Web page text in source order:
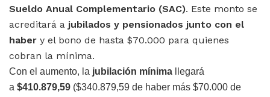
Sueldo Anual Complementario (SAC). Este monto se
acreditará a jubilados y pensionados junto con el
haber y el bono de hasta $70.000 para quienes
cobran la mínima.
Con el aumento, la jubilación mínima llegará
a $410.879,59 ($340.879,59 de haber más $70.000 de